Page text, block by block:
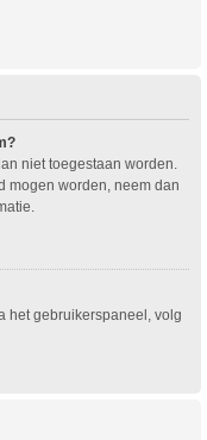
niet toegestaan worden.
mogen worden, neem dan
het gebruikerspaneel, volg